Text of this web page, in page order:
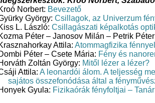
Norbert: Bevezető
György: Csillagok, az Univerzum
L. László: Csillagászati képalkotás
Péter – Janosov Milán – Petrik
Attila: Atommagfizika fénnyel
Péter – Csete Mária: Fény és
Zoltán György: Mitől lézer a lézer?
Attila: A leonardói álom. A teljesség
sajátos összefonódása által a
Gyula: Fizikaórák fényfoltjai –